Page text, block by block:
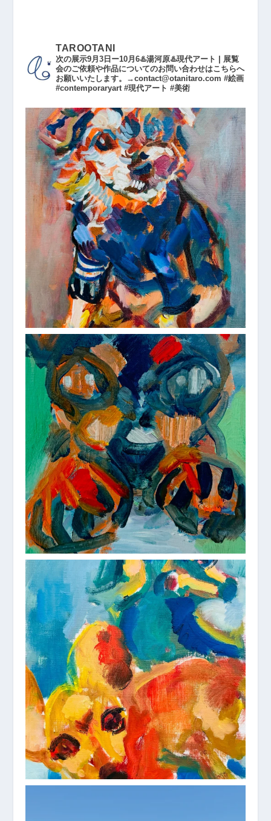
TAROOTANI
次の展示9月3日ー10月6♨️湯河原♨️現代アート | 展覧
会のご依頼や作品についてのお問い合わせはこちらへ
お願いいたします。→contact@otanitaro.com #絵画
#contemporaryart #現代アート #美術